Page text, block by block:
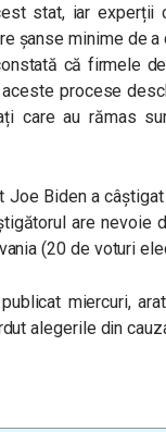
stat, iar
șanse minime de
că firmele
aceste procese
care au rămas
Joe Biden a
are nevoie
(20 de voturi
miercuri,
alegerile din